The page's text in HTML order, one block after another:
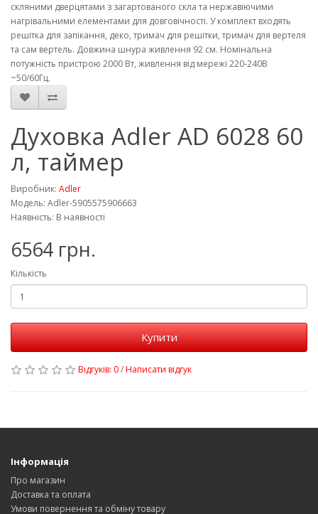
скляними дверцятами з загартованого скла та нержавіючими
нагрівальними елементами для довговічності. У комплект входять
решітка для запікання, деко, тримач для решітки, тримач для вертеля
та сам вертель. Довжина шнура живлення 92 см. Номінальна
потужність пристрою 2000 Вт, живлення від мережі 220-240В
~50/60Гц.
Духовка Adler AD 6028 60
л, таймер
Виробник: Adler
Модель: Adler-5905575906663
Наявність: В наявності
6564 грн.
Кількість
Купити
Відгуків: 0/Написати відгук
Інформація
Про магазин
Доставка та оплата
Умови повернення та обміну товару